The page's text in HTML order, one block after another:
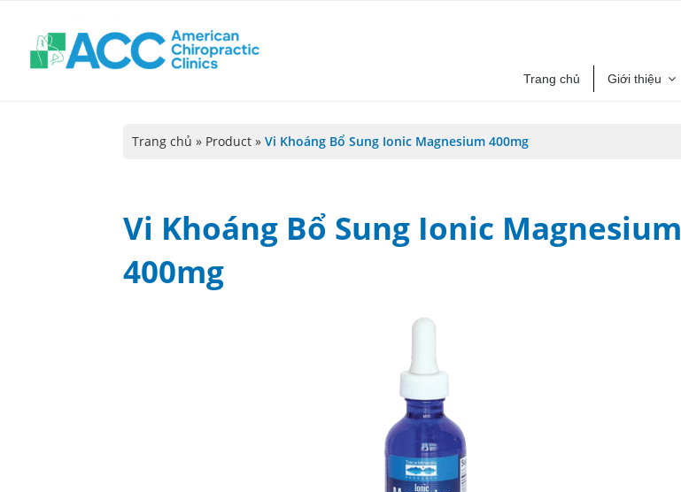
Trang chủ Giới thiệu
Trang chủ » Product » Vi Khoáng Bổ Sung Ionic Magnesium 400mg
Vi Khoáng Bổ Sung Ionic Magnesium
400mg